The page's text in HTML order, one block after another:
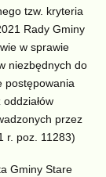
tzw. kryteria
Rady Gminy
w sprawie
niezbędnych do
postępowania
przez
r. poz. 11283)
Gminy Stare